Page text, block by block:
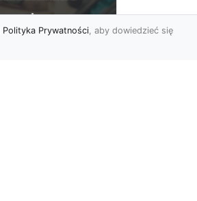
Polityka Prywatności, aby dowiedzieć się